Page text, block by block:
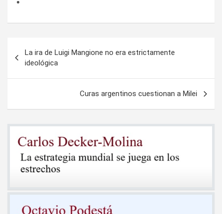
de
entradas
La ira de Luigi Mangione no era estrictamente
ideológica
Curas argentinos cuestionan a Milei